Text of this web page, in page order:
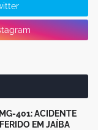
401: ACIDENTE
EM JAÍBA